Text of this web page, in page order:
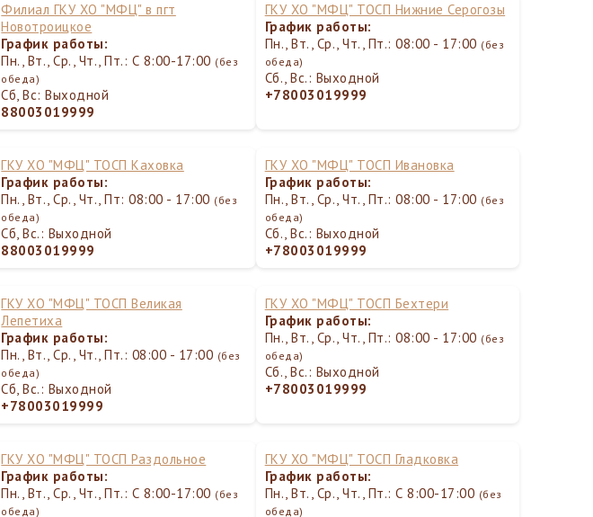
Филиал ГКУ ХО "МФЦ" в пгт
Новотроицкое
График работы:
Пн., Вт., Ср., Чт., Пт.: С 8:00-17:00 (без
обеда)
Сб, Вс: Выходной
88003019999
ГКУ ХО "МФЦ" ТОСП Нижние Серогозы
График работы:
Пн., Вт., Ср., Чт., Пт.: 08:00 - 17:00 (без
обеда)
Сб., Вс.: Выходной
+78003019999
ГКУ ХО "МФЦ" ТОСП Каховка
График работы:
Пн., Вт., Ср., Чт., Пт: 08:00 - 17:00 (без
обеда)
Сб, Вс.: Выходной
88003019999
ГКУ ХО "МФЦ" ТОСП Ивановка
График работы:
Пн., Вт., Ср., Чт., Пт.: 08:00 - 17:00 (без
обеда)
Сб., Вс.: Выходной
+78003019999
ГКУ ХО "МФЦ" ТОСП Великая
Лепетиха
График работы:
Пн., Вт., Ср., Чт., Пт.: 08:00 - 17:00 (без
обеда)
Сб, Вс.: Выходной
+78003019999
ГКУ ХО "МФЦ" ТОСП Бехтери
График работы:
Пн., Вт., Ср., Чт., Пт.: 08:00 - 17:00 (без
обеда)
Сб., Вс.: Выходной
+78003019999
ГКУ ХО "МФЦ" ТОСП Раздольное
График работы:
Пн., Вт., Ср., Чт., Пт.: С 8:00-17:00 (без
обеда)
ГКУ ХО "МФЦ" ТОСП Гладковка
График работы:
Пн., Вт., Ср., Чт., Пт.: С 8:00-17:00 (без
обеда)